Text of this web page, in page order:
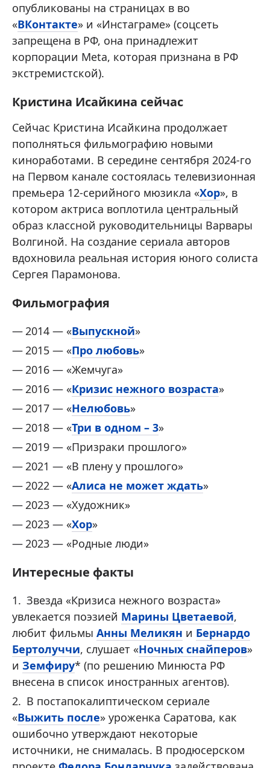
опубликованы на страницах в во
«ВКонтакте» и «Инстаграме» (соцсеть
запрещена в РФ, она принадлежит
корпорации Meta, которая признана в РФ
экстремистской).
Кристина Исайкина сейчас
Сейчас Кристина Исайкина продолжает
пополняться фильмографию новыми
киноработами. В середине сентября 2024-го
на Первом канале состоялась телевизионная
премьера 12-серийного мюзикла «Хор», в
котором актриса воплотила центральный
образ классной руководительницы Варвары
Волгиной. На создание сериала авторов
вдохновила реальная история юного солиста
Сергея Парамонова.
Фильмография
2014 — «Выпускной»
2015 — «Про любовь»
2016 — «Жемчуга»
2016 — «Кризис нежного возраста»
2017 — «Нелюбовь»
2018 — «Три в одном – 3»
2019 — «Призраки прошлого»
2021 — «В плену у прошлого»
2022 — «Алиса не может ждать»
2023 — «Художник»
2023 — «Хор»
2023 — «Родные люди »
Интересные факты
Звезда «Кризиса нежного возраста»
увлекается поэзией Марины Цветаевой,
любит фильмы Анны Меликян и Бернардо
Бертолуччи, слушает «Ночных снайперов»
и Земфиру* (по решению Минюста РФ
внесена в список иностранных агентов).
В постапокалиптическом сериале
«Выжить после» уроженка Саратова, как
ошибочно утверждают некоторые
источники, не снималась. В продюсерском